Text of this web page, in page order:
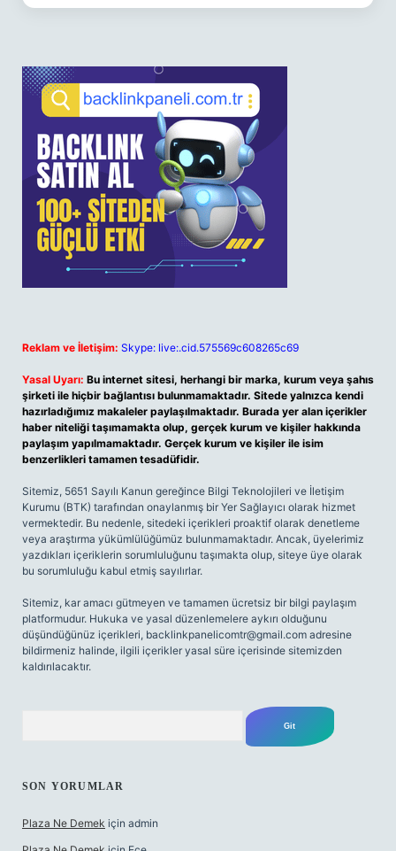
Reklam ve İletişim: Skype: live:.cid.575569c608265c69
Yasal Uyarı: Bu internet sitesi, herhangi bir marka, kurum veya şahıs
şirketi ile hiçbir bağlantısı bulunmamaktadır. Sitede yalnızca kendi
hazırladığımız makaleler paylaşılmaktadır. Burada yer alan içerikler
haber niteliği taşımamakta olup, gerçek kurum ve kişiler hakkında
paylaşım yapılmamaktadır. Gerçek kurum ve kişiler ile isim
benzerlikleri tamamen tesadüfidir.
Sitemiz, 5651 Sayılı Kanun gereğince Bilgi Teknolojileri ve İletişim
Kurumu (BTK) tarafından onaylanmış bir Yer Sağlayıcı olarak hizmet
vermektedir. Bu nedenle, sitedeki içerikleri proaktif olarak denetleme
veya araştırma yükümlülüğümüz bulunmamaktadır. Ancak, üyelerimiz
yazdıkları içeriklerin sorumluluğunu taşımakta olup, siteye üye olarak
bu sorumluluğu kabul etmiş sayılırlar.
Sitemiz, kar amacı gütmeyen ve tamamen ücretsiz bir bilgi paylaşım
platformudur. Hukuka ve yasal düzenlemelere aykırı olduğunu
düşündüğünüz içerikleri, backlinkpanelicomtr@gmail.com adresine
bildirmeniz halinde, ilgili içerikler yasal süre içerisinde sitemizden
kaldırılacaktır.
SON YORUMLAR
Plaza Ne Demek için admin